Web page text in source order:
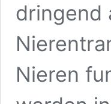
dringend
Nieren